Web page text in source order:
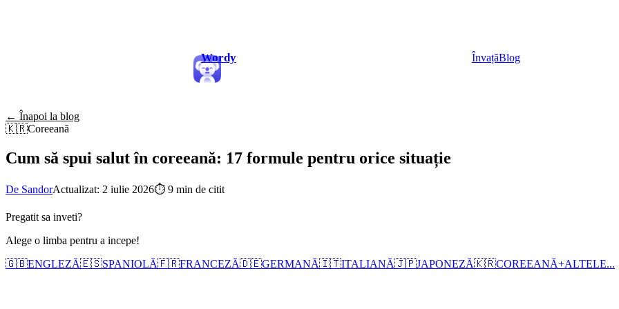
Wordy ÎnvațăBlog
← Înapoi la blog
🇰🇷Coreeană
Cum să spui salut în coreeană: 17 formule pentru orice situație
De SandorActualizat: 2 iulie 2026⏱ 9 min de citit
Pregatit sa inveti?
Alege o limba pentru a incepe!
🇬🇧ENGLEZĂ🇪🇸SPANIOLĂ🇫🇷FRANCEZĂ🇩🇪GERMANĂ🇮🇹ITALIANĂ🇯🇵JAPONEZĂ🇰🇷COREEANĂ+ALTELE...